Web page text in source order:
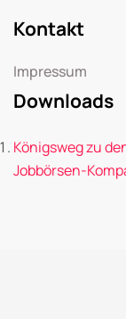
Kontakt
Impressum
Downloads
Königsweg zu
Jobbörsen-